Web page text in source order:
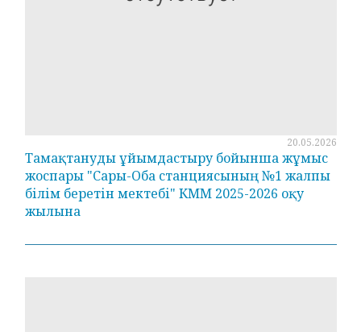
20.05.2026
Тамақтануды ұйымдастыру бойынша жұмыс
жоспары "Сары-Оба станциясының №1 жалпы
білім беретін мектебі" КММ 2025-2026 оқу
жылына